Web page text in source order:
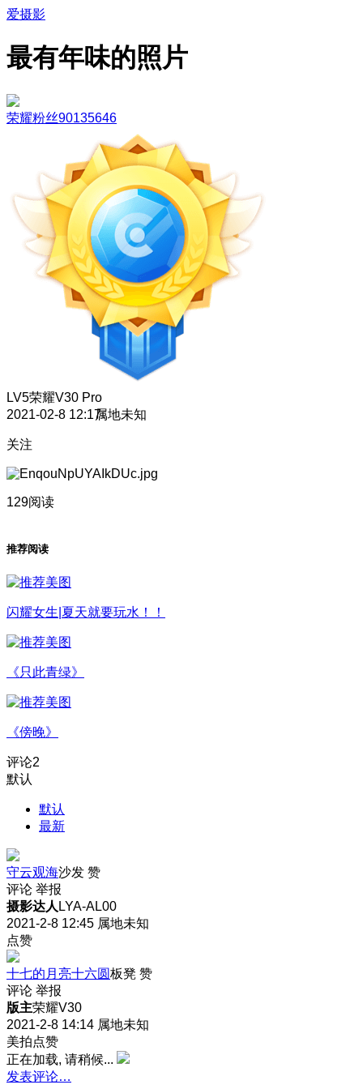
爱摄影
最有年味的照片
荣耀粉丝90135646
LV5荣耀V30 Pro
2021-02-8 12:17属地未知
关注
129阅读
推荐阅读
闪耀女生|夏天就要玩水！！
《只此青绿》
《傍晚》
评论2
默认
默认
最新
守云观海沙发 赞
评论 举报
摄影达人 LYA-AL00
2021-2-8 12:45 属地未知
点赞
十七的月亮十六圆板凳 赞
评论 举报
版主荣耀V30
2021-2-8 14:14 属地未知
美拍点赞
正在加载, 请稍候...
发表评论…